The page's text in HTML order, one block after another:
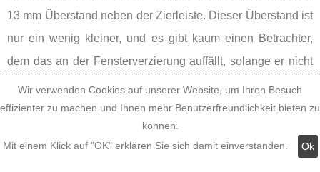
13 mm Überstand neben der Zierleiste. Dieser Überstand ist
nur ein wenig kleiner, und es gibt kaum einen Betrachter,
dem das an der Fensterverzierung auffällt, solange er nicht
mit der Nase daraufgestoßen wird. Also können Sie guten
Gewissens das Tympanon aus der Leibungsbreite-
Maßkategorie 720-770 mm nehmen.
Wir verwenden Cookies auf unserer Website, um Ihren Besuch
effizienter zu machen und Ihnen mehr Benutzerfreundlichkeit bieten zu
können.
Mit einem Klick auf "OK" erklären Sie sich damit einverstanden.
Ok